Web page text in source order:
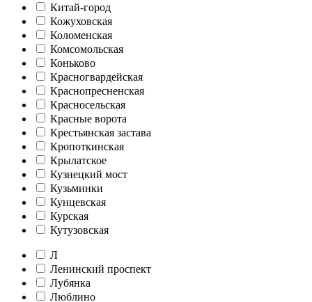
Китай-город
Кожуховская
Коломенская
Комсомольская
Коньково
Красногвардейская
Краснопресненская
Красносельская
Красные ворота
Крестьянская застава
Кропоткинская
Крылатское
Кузнецкий мост
Кузьминки
Кунцевская
Курская
Кутузовская
Л
Ленинский проспект
Лубянка
Люблино